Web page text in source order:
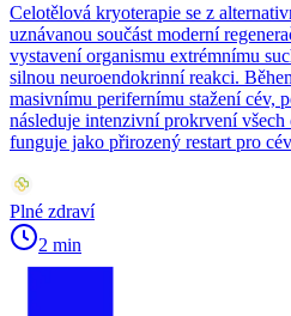
Celotělová kryoterapie se z
uznávanou součást moderní
vystavení organismu extrémnímu
silnou neuroendokrinní reakci.
masivnímu perifernímu stažení cév,
následuje intenzivní prokrvení všech
funguje jako přirozený restart pro
Plné zdraví
2 min